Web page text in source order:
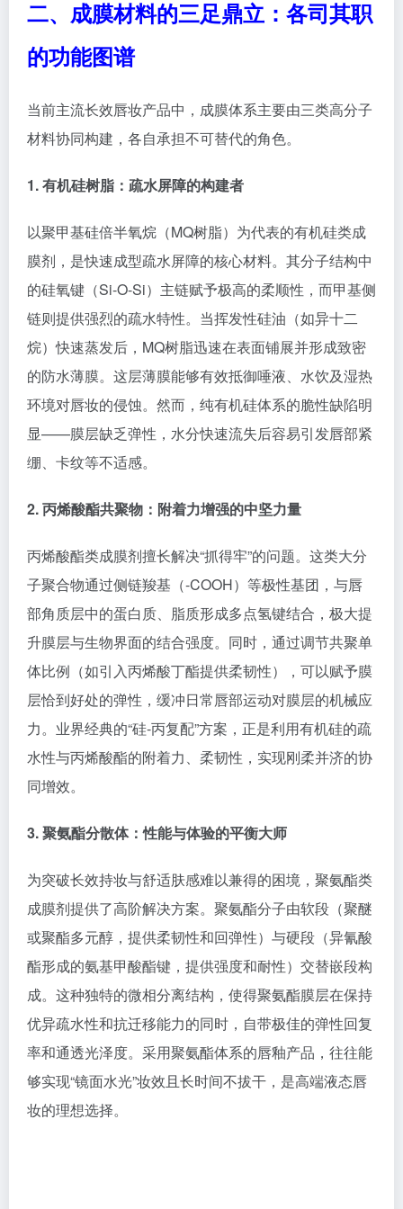
二、成膜材料的三足鼎立：各司其职
的功能图谱
当前主流长效唇妆产品中，成膜体系主要由三类高分子
材料协同构建，各自承担不可替代的角色。
1. 有机硅树脂：疏水屏障的构建者
以聚甲基硅倍半氧烷（MQ树脂）为代表的有机硅类成
膜剂，是快速成型疏水屏障的核心材料。其分子结构中
的硅氧键（Si-O-Si）主链赋予极高的柔顺性，而甲基侧
链则提供强烈的疏水特性。当挥发性硅油（如异十二
烷）快速蒸发后，MQ树脂迅速在表面铺展并形成致密
的防水薄膜。这层薄膜能够有效抵御唾液、水饮及湿热
环境对唇妆的侵蚀。然而，纯有机硅体系的脆性缺陷明
显——膜层缺乏弹性，水分快速流失后容易引发唇部紧
绷、卡纹等不适感。
2. 丙烯酸酯共聚物：附着力增强的中坚力量
丙烯酸酯类成膜剂擅长解决“抓得牢”的问题。这类大分
子聚合物通过侧链羧基（-COOH）等极性基团，与唇
部角质层中的蛋白质、脂质形成多点氢键结合，极大提
升膜层与生物界面的结合强度。同时，通过调节共聚单
体比例（如引入丙烯酸丁酯提供柔韧性），可以赋予膜
层恰到好处的弹性，缓冲日常唇部运动对膜层的机械应
力。业界经典的“硅-丙复配”方案，正是利用有机硅的疏
水性与丙烯酸酯的附着力、柔韧性，实现刚柔并济的协
同增效。
3. 聚氨酯分散体：性能与体验的平衡大师
为突破长效持妆与舒适肤感难以兼得的困境，聚氨酯类
成膜剂提供了高阶解决方案。聚氨酯分子由软段（聚醚
或聚酯多元醇，提供柔韧性和回弹性）与硬段（异氰酸
酯形成的氨基甲酸酯键，提供强度和耐性）交替嵌段构
成。这种独特的微相分离结构，使得聚氨酯膜层在保持
优异疏水性和抗迁移能力的同时，自带极佳的弹性回复
率和通透光泽度。采用聚氨酯体系的唇釉产品，往往能
够实现“镜面水光”妆效且长时间不拔干，是高端液态唇
妆的理想选择。